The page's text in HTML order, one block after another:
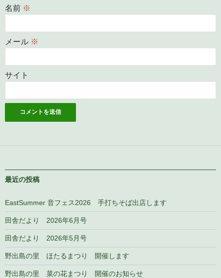
名前 ※
メール ※
サイト
最近の投稿
EastSummer 音フェス2026 手打ちそば出店します
田舎だより 2026年6月号
田舎だより 2026年5月号
野出島の里 ほたるまつり 開催します
野出島の里 菜の花まつり 開催のお知らせ